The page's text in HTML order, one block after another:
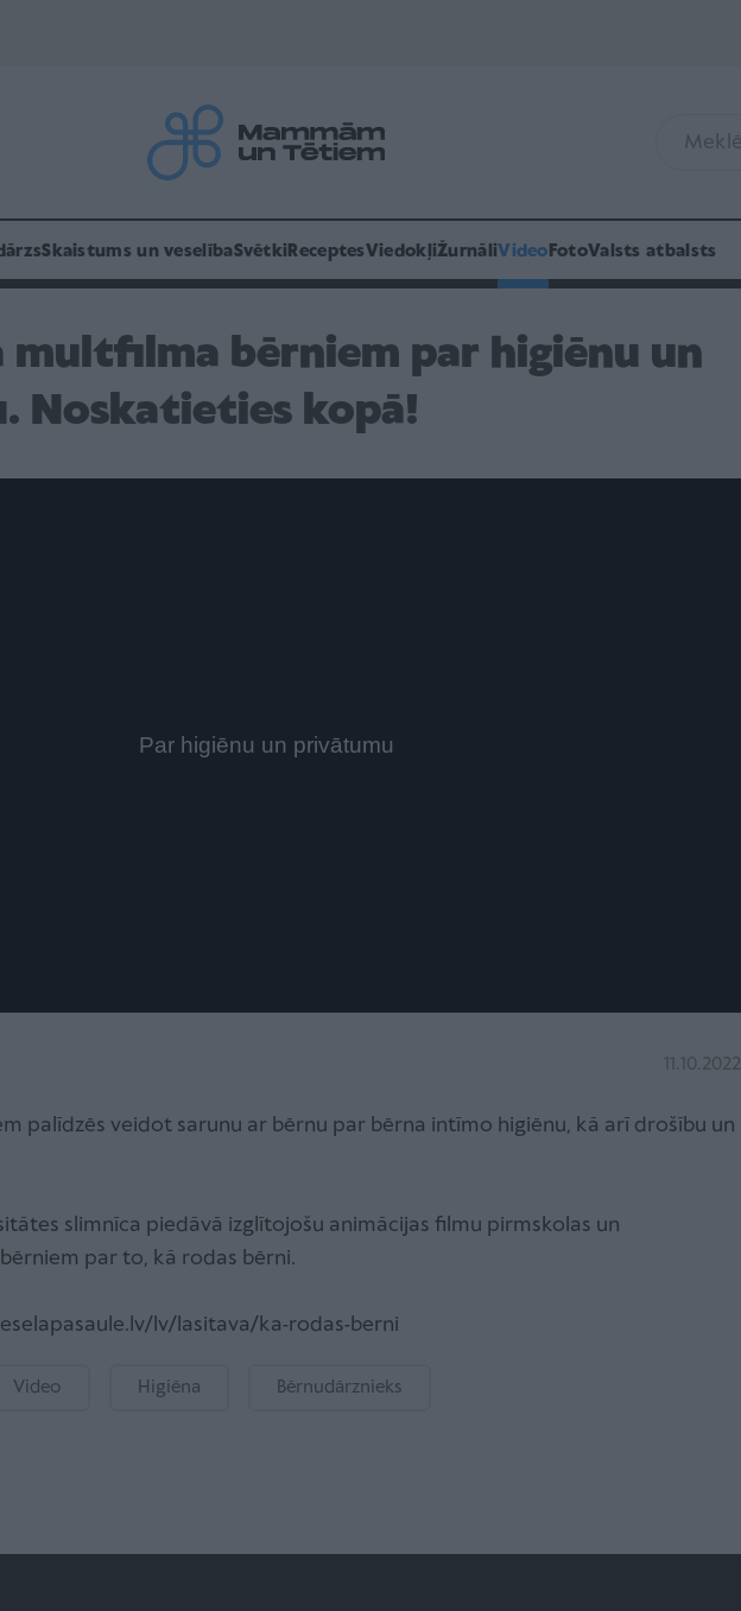
Skaistums un veselībaSvētki ReceptesViedokļiŽurnāliVideo FotoValsts atbalsts
multfilma bērniem par higiēnu un
Noskatieties kopā!
11.10.2022
palīdzēs veidot sarunu ar bērnu par bērna intīmo higiēnu, kā arī drošību un
slimnīca piedāvā izglītojošu animācijas filmu pirmskolas un
par to, kā rodas bērni.
lv/lasitava/ka-rodas-berni
Video Higiēna Bērnudārznieks